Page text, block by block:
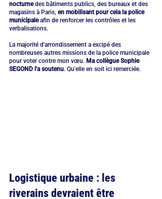
nocturne des bâtiments publics, des bureaux et des
magasins à Paris, en mobilisant pour cela la police
municipale afin de renforcer les contrôles et les
verbalisations.
La majorité d'arrondissement a excipé des
nombreuses autres missions de la police municipale
pour voter contre mon vœu. Ma collègue Sophie
SEGOND l'a soutenu. Qu'elle en soit ici remerciée.
Logistique urbaine : les
riverains devraient être